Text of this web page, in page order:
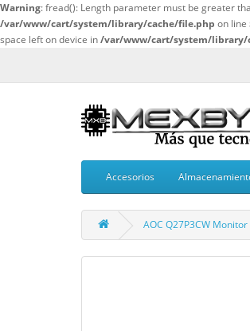
Warning: fread(): Length parameter must be greater
/var/www/cart/system/library/cache/file.php on line
space left on device in/var/www/cart/system/library/
Accesorios
AOC Q27P3CW Monitor